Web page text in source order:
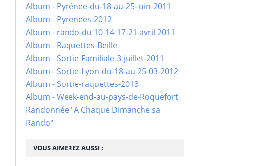
VOUS AIMEREZ AUSSI :
Album - Pyrénee-du-18-au-25-juin-2011
Album - Pyrenees-2012
Album - rando-du 10-14-17-21-avril 2011
Album - Raquettes-Beille
Album - Sortie-Familiale-3-juillet-2011
Album - Sortie-Lyon-du-18-au-25-03-2012
Album - Sortie-raquettes-2013
Album - Week-end-au-pays-de-Roquefort
Randonnée "A Chaque Dimanche sa
Rando"